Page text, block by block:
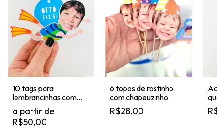
10 tags para
lembrancinhas com
foto do aniversariante
R$50,00
6 topos de rostinho
com chapeuzinho
R$28,00